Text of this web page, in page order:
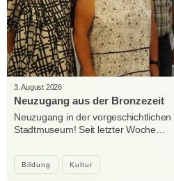
Bildung Kultur
3. August 2026
Neuzugang aus der Bronzezeit
Neuzugang in der
Stadtmuseum! Seit letzter Woche…